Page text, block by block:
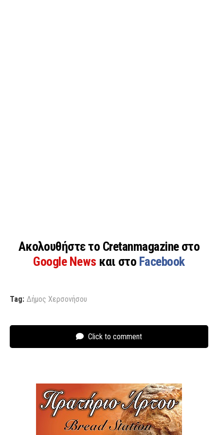
Ακολουθήστε το Cretanmagazine στο
Google News και στο Facebook
Tag: Δήμος Χερσονήσου
Click to comment